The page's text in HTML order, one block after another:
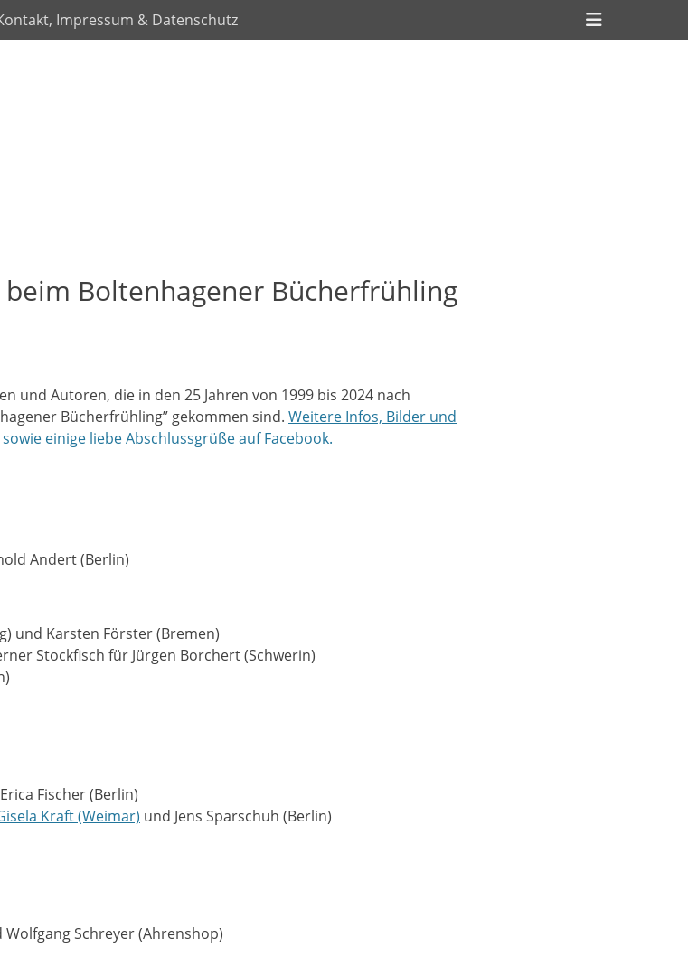
Impressum & Datenschutz
Header
Toggle
Boltenhagener Bücherfrühling
und Autoren, die in den 25 Jahren von 1999 bis 2024 nach
Bücherfrühling” gekommen sind. Weitere Infos, Bilder und
sowie einige liebe Abschlussgrüße auf Facebook.
Andert (Berlin)
und Karsten Förster (Bremen)
Stockfisch für Jürgen Borchert (Schwerin)
Fischer (Berlin)
Kraft (Weimar) und Jens Sparschuh (Berlin)
Schreyer (Ahrenshop)